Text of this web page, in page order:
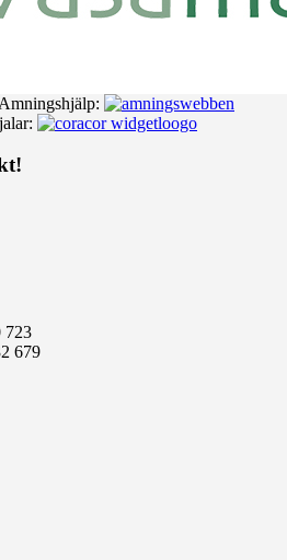
Amningshjälp:
723
679